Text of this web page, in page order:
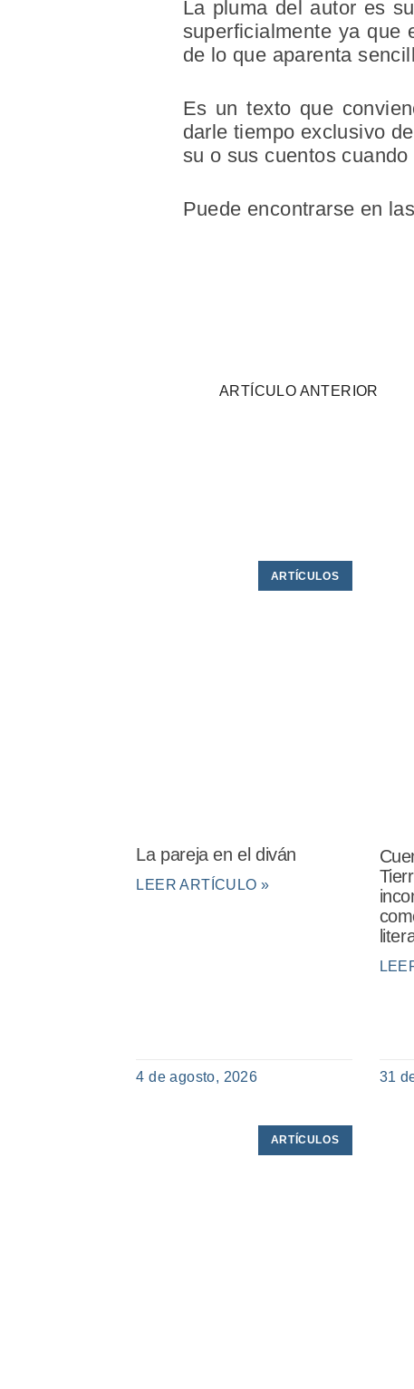
La pluma del autor es
superficialmente ya que
de lo que aparenta
Es un texto que
darle tiempo exclusivo
su o sus cuentos cuando
Puede encontrarse en
ARTÍCULO ANTERIOR
ARTÍCULOS
La pareja en el diván
LEER ARTÍCULO »
4 de agosto, 2026 31
ARTÍCULOS